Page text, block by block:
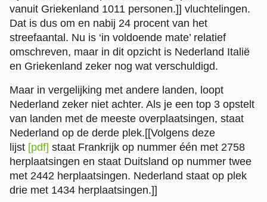
vanuit Griekenland 1011 personen.]] vluchtelingen.
Dat is dus om en nabij 24 procent van het
streefaantal. Nu is ‘in voldoende mate’ relatief
omschreven, maar in dit opzicht is Nederland Italië
en Griekenland zeker nog wat verschuldigd.
Maar in vergelijking met andere landen, loopt
Nederland zeker niet achter. Als je een top 3 opstelt
van landen met de meeste overplaatsingen, staat
Nederland op de derde plek.[[Volgens deze
lijst [pdf] staat Frankrijk op nummer één met 2758
herplaatsingen en staat Duitsland op nummer twee
met 2442 herplaatsingen. Nederland staat op plek
drie met 1434 herplaatsingen.]]